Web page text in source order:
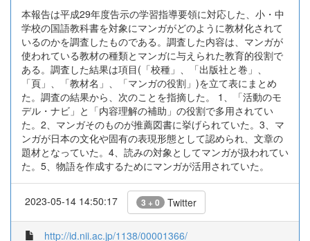
本報告は平成29年度告示の学習指導要領に対応した、小・中
学校の国語教科書を対象にマンガがどのように教材化されて
いるのかを調査したものである。調査した内容は、マンガが
使われている教材の種類とマンガに与えられた教育的役割で
ある。調査した結果は項目(「校種」、「出版社と巻」、
「頁」、「教材名」、「マンガの役割」)を立て表にまとめ
た。調査の結果から、次のことを指摘した。 1、「活動のモ
デル・ナビ」と「内容理解の補助」の役割で多用されてい
た。2、マンガそのものが推薦図書に挙げられていた。3、マ
ンガが日本の文化や固有の表現形態として認められ、文章の
題材となっていた。4、読みの対象としてマンガが扱われてい
た。5、物語を作成するためにマンガが活用されていた。
2023-05-14 14:50:17 3 + 0 Twitter
http://id.nii.ac.jp/1138/00001366/